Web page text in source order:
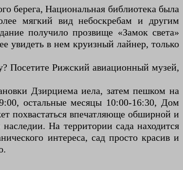
берега, Национальная библиотека была
мягкий вид небоскребам и другим
получило прозвище «Замок света»
увидеть в нем круизный лайнер, только
Посетите Рижский авиационный музей,
Дзирциема иела, затем пешком на
остальные месяцы 10:00-16:30, Дом
похвастаться впечатляюще обширной и
На территории сада находится
интереса, сад просто красив и